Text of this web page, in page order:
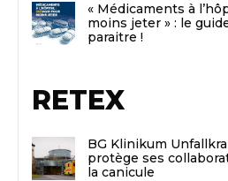
« Médicaments à
moins jeter » : le
paraitre !
RETEX
BG Klinikum
protège ses
la canicule